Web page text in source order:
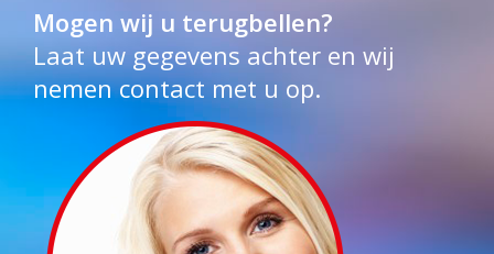
Mogen wij u terugbellen?
Laat uw gegevens achter en wij
nemen contact met u op.